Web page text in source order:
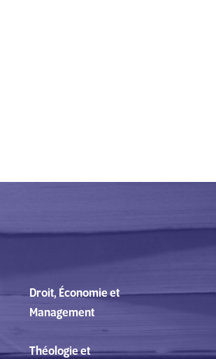
Droit, Économie et
Management
Théologie et